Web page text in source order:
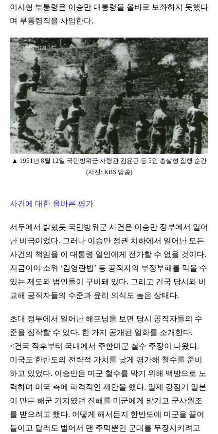
이시형 부통령은 이승만 대통령을 올바로 보좌하지 못했다
며 부통령직을 사임한다.
▲ 1951년 8월 12일 국민방위군 사령관 김윤근 등 5인 총살형 집행 순간
(사진: KBS 방송)
사건에 대한 올바른 평가
서두에서 밝혔듯 국민방위군 사건은 이승만 정부에서 일어
난 비극이었다. 그러나 이승만 정권 치하에서 일어난 모든
사건의 책임을 이 대통령 일인에게 전가할 수 없을 것이다.
지금이야 소위 ‘김영란법’ 등 공직자의 부정부패를 막을 수
있는 제도와 법안들이 구비돼 있다. 그리고 건국 당시와 비
교해 공직자들의 수준과 윤리 의식도 높은 상태다.
초대 정부에서 일어난 해프닝을 보면 당시 공직자들의 수
준을 짐작할 수 있다. 한 가지 공개된 일화를 소개한다.
<건국 직후부터 국내에서 주한미군 철수 주장이 나왔다.
미국도 한반도의 전략적 가치를 낮게 평가해 철수를 준비
하고 있었다. 이승만은 미군 철수를 막기 위해 백방으로 노
력하며 미국 측에 파격적인 제안을 했다. 일제 강점기 일본
이 만든 해군 기지였던 진해를 미군에게 맡기고 군사원조
를 받으려고 했다. 어떻게 해서든지 한반도에 미군을 끌어
들이고 달러도 벌어서 맨 주먹뿐인 군대를 무장시키려고